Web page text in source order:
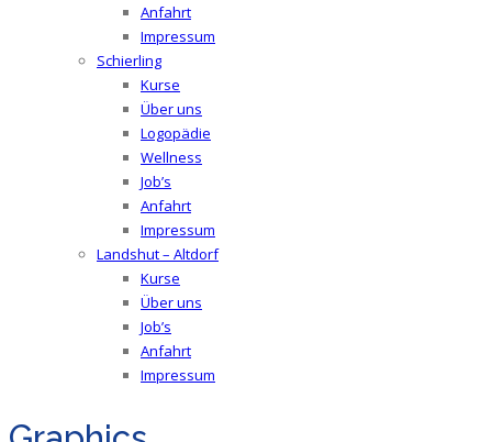
Anfahrt
Impressum
Schierling
Kurse
Über uns
Logopädie
Wellness
Job’s
Anfahrt
Impressum
Landshut – Altdorf
Kurse
Über uns
Job’s
Anfahrt
Impressum